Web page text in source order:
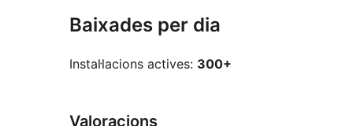
Baixades per dia
Instal·lacions actives: 300+
Valoracions